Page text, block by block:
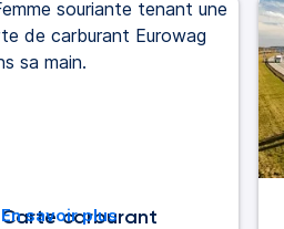
Carte carburant
En savoir plus